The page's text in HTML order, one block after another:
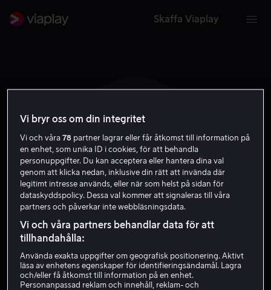
Skaffa Viaplay
O A
Onata Aprile
Vi bryr oss om din integritet
Vi och våra78 partner lagrar eller får åtkomst till information på
en enhet, som unika ID i cookies, för att behandla
personuppgifter. Du kan acceptera eller hantera dina val
genom att klicka nedan, inklusive din rätt att invända där
legitimt intresse används, eller när som helst på sidan för
dataskyddspolicy. Dessa val kommer att signaleras till våra
partners och påverkar inte webbläsningsdata.
Vi och våra partners behandlar data för att
tillhandahålla:
Använda exakta uppgifter om geografisk positionering. Aktivt
läsa av enhetens egenskaper för identifieringsändamål. Lagra
och/eller få åtkomst till information på en enhet.
Personanpassad reklam och innehåll, reklam- och